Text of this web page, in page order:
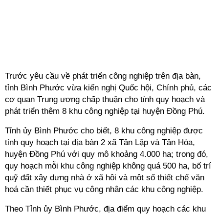
Trước yêu cầu về phát triển công nghiệp trên địa bàn,
tỉnh Bình Phước vừa kiến nghị Quốc hội, Chính phủ, các
cơ quan Trung ương chấp thuận cho tỉnh quy hoạch và
phát triển thêm 8 khu công nghiệp tại huyện Đồng Phú.
Tỉnh ủy Bình Phước cho biết, 8 khu công nghiệp được
tỉnh quy hoạch tại địa bàn 2 xã Tân Lập và Tân Hòa,
huyện Đồng Phú với quy mô khoảng 4.000 ha; trong đó,
quy hoạch mỗi khu công nghiệp không quá 500 ha, bố trí
quỹ đất xây dựng nhà ở xã hội và một số thiết chế văn
hoá cần thiết phục vụ công nhân các khu công nghiệp.
Theo Tỉnh ủy Bình Phước, địa điểm quy hoạch các khu